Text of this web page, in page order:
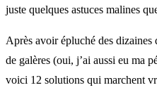
juste quelques astuces malines
Après avoir épluché des dizaines
de galères (oui, j’ai aussi eu ma
voici 12 solutions qui marchent